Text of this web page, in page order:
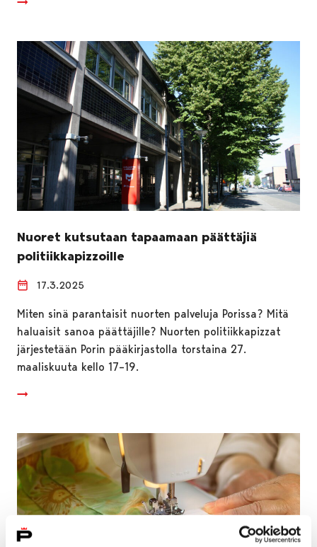
Nuoret kutsutaan tapaamaan päättäjiä
politiikkapizzoille
17.3.2025
Miten sinä parantaisit nuorten palveluja Porissa? Mitä
haluaisit sanoa päättäjille? Nuorten politiikkapizzat
järjestetään Porin pääkirjastolla torstaina 27.
maaliskuuta kello 17–19.